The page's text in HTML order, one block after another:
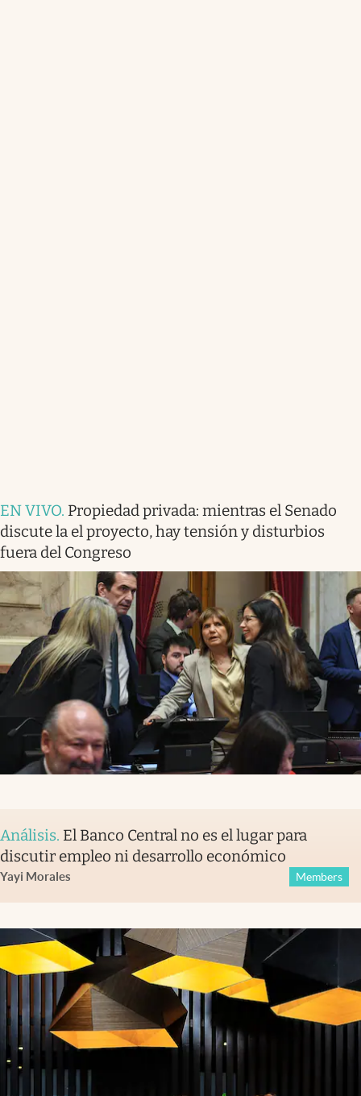
EN VIVO. Propiedad privada: mientras el Senado
discute la el proyecto, hay tensión y disturbios
fuera del Congreso
Análisis. El Banco Central no es el lugar para
discutir empleo ni desarrollo económico
Yayi Morales Members